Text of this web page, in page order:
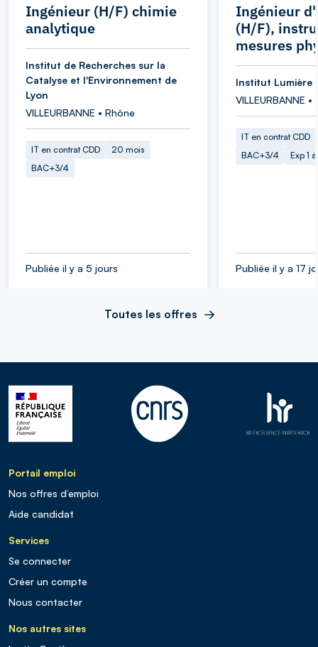
Ingénieur (H/F) chimie
analytique
Institut de Recherches sur la
Catalyse et l'Environnement de
Lyon
VILLEURBANNE • Rhône
IT en contrat CDD
20 mois
BAC+3/4
Publiée il y a 5 jours
Ingénieur
(H/F),
mesures
Institut Lumière
VILLEURBANNE •
IT en contrat CDD
BAC+3/4
Exp 1
Publiée il y a 17
Toutes les offres
Portail emploi
Nos offres d’emploi
Aide candidat
Services
Se connecter
Créer un compte
Nous contacter
Nos autres sites